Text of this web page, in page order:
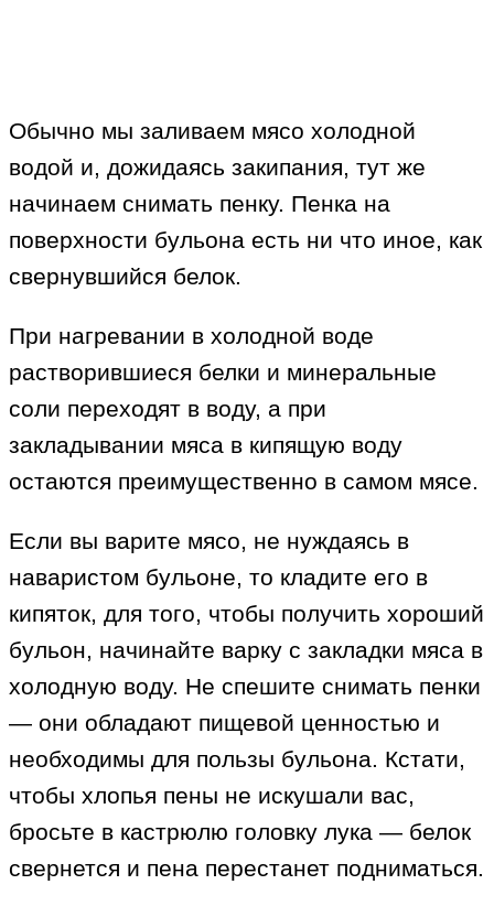
Обычно мы заливаем мясо холодной
водой и, дожидаясь закипания, тут же
начинаем снимать пенку. Пенка на
поверхности бульона есть ни что иное, как
свернувшийся белок.
При нагревании в холодной воде
растворившиеся белки и минеральные
соли переходят в воду, а при
закладывании мяса в кипящую воду
остаются преимущественно в самом мясе.
Если вы варите мясо, не нуждаясь в
наваристом бульоне, то кладите его в
кипяток, для того, чтобы получить хороший
бульон, начинайте варку с закладки мяса в
холодную воду. Не спешите снимать пенки
— они обладают пищевой ценностью и
необходимы для пользы бульона. Кстати,
чтобы хлопья пены не искушали вас,
бросьте в кастрюлю головку лука — белок
свернется и пена перестанет подниматься.